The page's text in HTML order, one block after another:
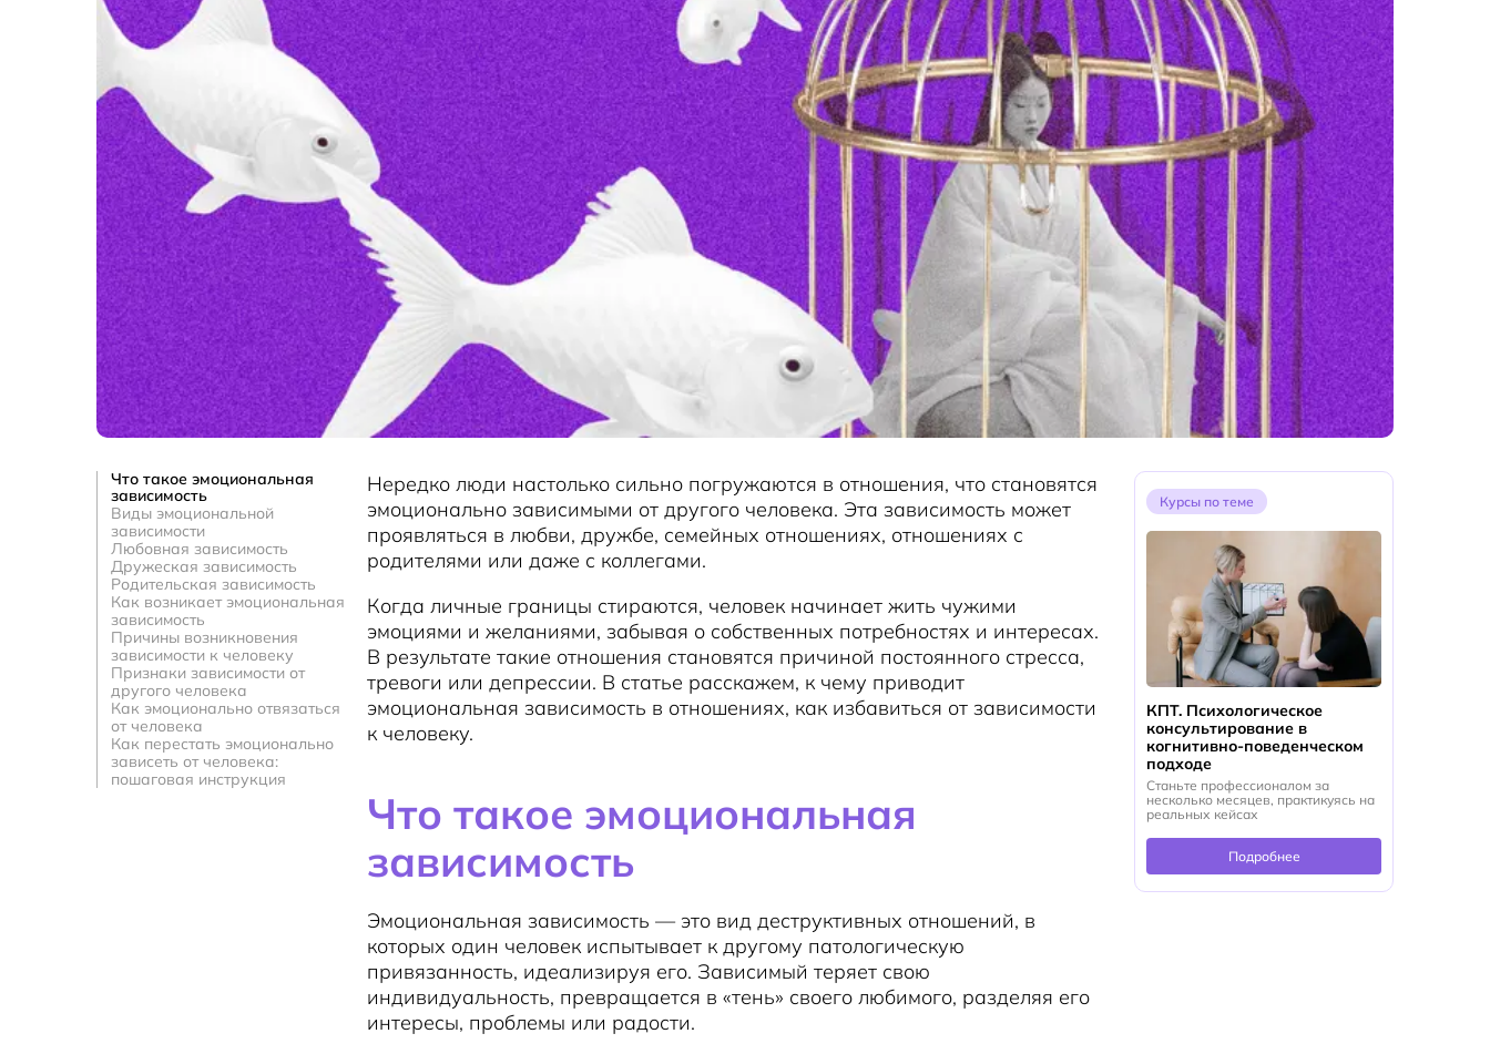
Что такое эмоциональная
зависимость
Виды эмоциональной
зависимости
Любовная зависимость
Дружеская зависимость
Родительская зависимость
Как возникает эмоциональная
зависимость
Причины возникновения
зависимости к человеку
Признаки зависимости от
другого человека
Как эмоционально отвязаться
от человека
Как перестать эмоционально
зависеть от человека:
пошаговая инструкция
Нередко люди настолько сильно погружаются в отношения, что становятся
эмоционально зависимыми от другого человека. Эта зависимость может
проявляться в любви, дружбе, семейных отношениях, отношениях с
родителями или даже с коллегами.
Когда личные границы стираются, человек начинает жить чужими
эмоциями и желаниями, забывая о собственных потребностях и интересах.
В результате такие отношения становятся причиной постоянного стресса,
тревоги или депрессии. В статье расскажем, к чему приводит
эмоциональная зависимость в отношениях, как избавиться от зависимости
к человеку.
Что такое эмоциональная
зависимость
Эмоциональная зависимость — это вид деструктивных отношений, в
которых один человек испытывает к другому патологическую
привязанность, идеализируя его. Зависимый теряет свою
индивидуальность, превращается в «тень» своего любимого, разделяя его
интересы, проблемы или радости.
Курсы по теме
КПТ. Психологическое
консультирование в
когнитивно-поведенческом
подходе
Станьте профессионалом за
несколько месяцев, практикуясь на
реальных кейсах
Подробнее